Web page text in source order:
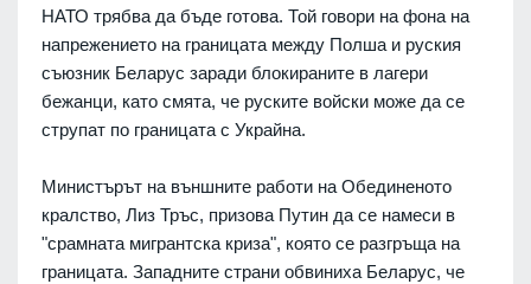
НАТО трябва да бъде готова. Той говори на фона на
напрежението на границата между Полша и руския
съюзник Беларус заради блокираните в лагери
бежанци, като смята, че руските войски може да се
струпат по границата с Украйна.
Министърът на външните работи на Обединеното
кралство, Лиз Тръс, призова Путин да се намеси в
"срамната мигрантска криза", която се разгръща на
границата. Западните страни обвиниха Беларус, че